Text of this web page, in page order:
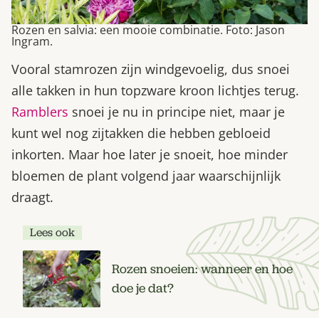
Rozen en salvia: een mooie combinatie. Foto: Jason
Ingram.
Vooral stamrozen zijn windgevoelig, dus snoei
alle takken in hun topzware kroon lichtjes terug.
Ramblers snoei je nu in principe niet, maar je
kunt wel nog zijtakken die hebben gebloeid
inkorten. Maar hoe later je snoeit, hoe minder
bloemen de plant volgend jaar waarschijnlijk
draagt.
Lees ook
Rozen snoeien: wanneer en hoe
doe je dat?